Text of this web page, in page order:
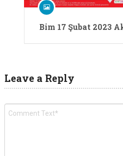
Bim 17 Şubat 2023
Leave a Reply